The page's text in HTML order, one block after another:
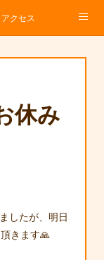
ェクト
アクセス
休み
したが、明日
きます🙏